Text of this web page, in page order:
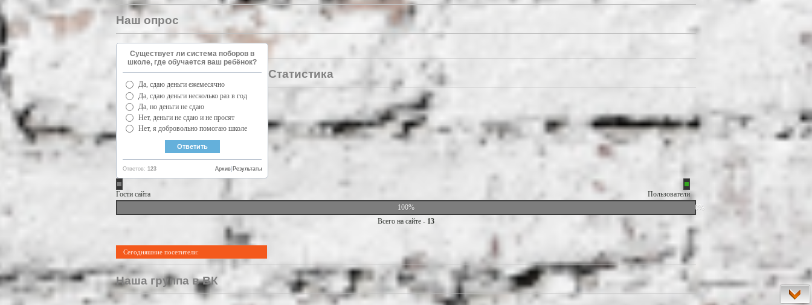
Наш опрос
Существует ли система поборов в
школе, где обучается ваш ребёнок?
Да, сдаю деньги ежемесячно
Да, сдаю деньги несколько раз в год
Да, но деньги не сдаю
Нет, деньги не сдаю и не просят
Нет, я добровольно помогаю школе
Ответов: 123 Результаты
Архив
Статистика
Гости сайта
Пользователи
100%
0%
Всего на сайте - 13
Сегодняшние посетители:
Наша группа в ВК